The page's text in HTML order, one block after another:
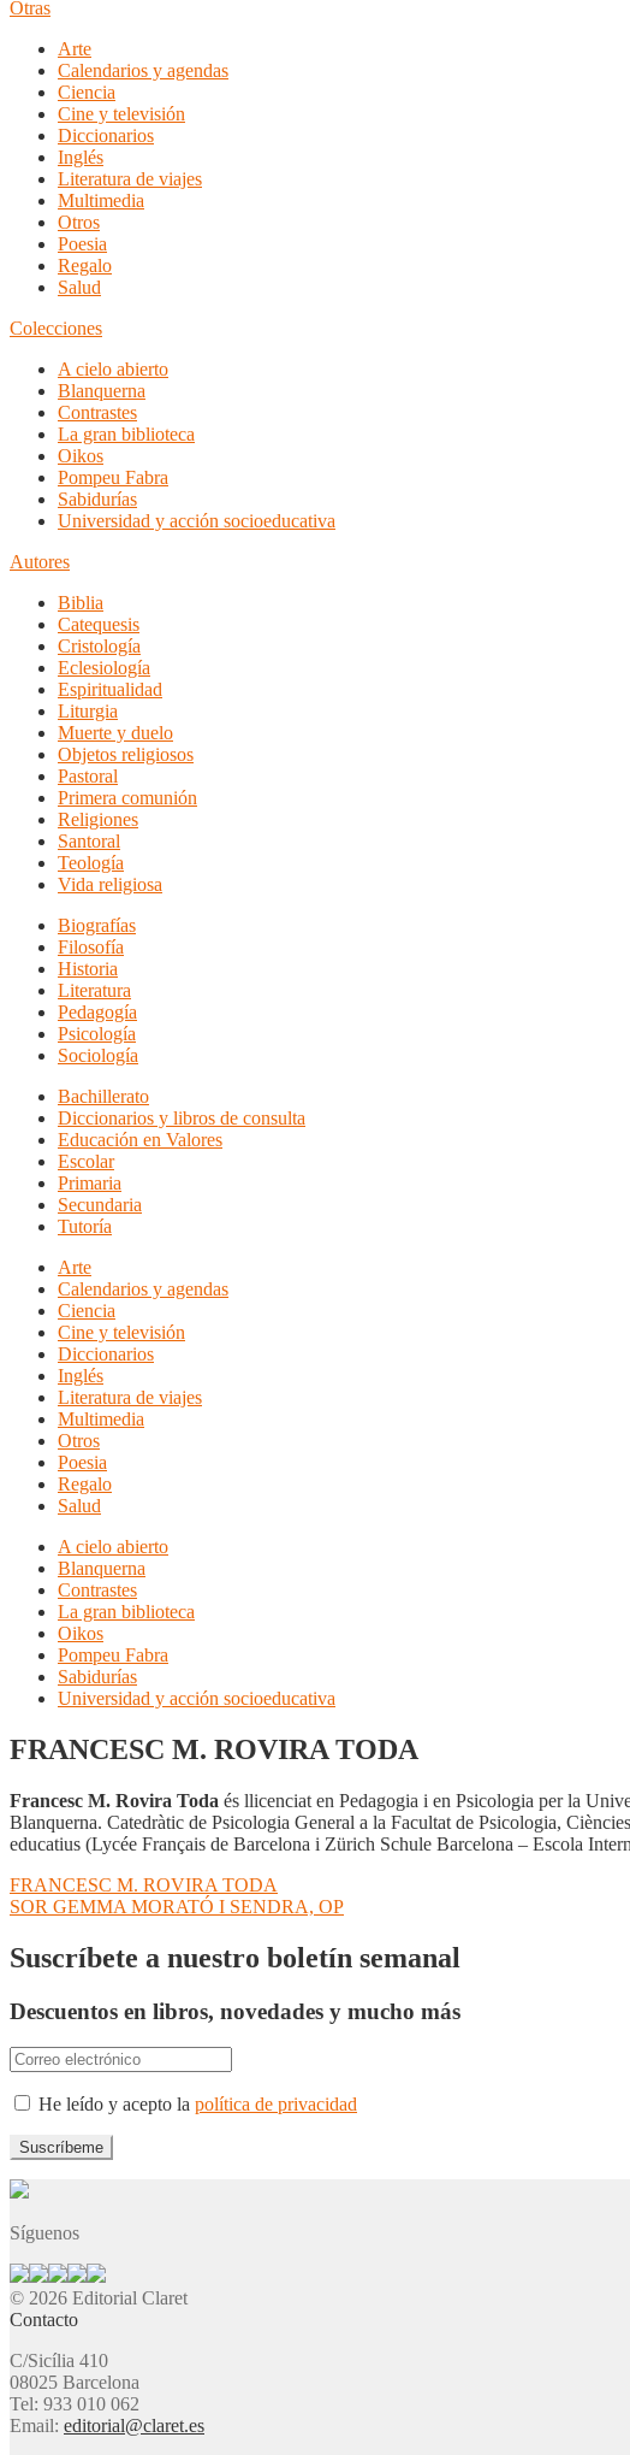
Otras
Arte
Calendarios y agendas
Ciencia
Cine y televisión
Diccionarios
Inglés
Literatura de viajes
Multimedia
Otros
Poesia
Regalo
Salud
Colecciones
A cielo abierto
Blanquerna
Contrastes
La gran biblioteca
Oikos
Pompeu Fabra
Sabidurías
Universidad y acción socioeducativa
Autores
Biblia
Catequesis
Cristología
Eclesiología
Espiritualidad
Liturgia
Muerte y duelo
Objetos religiosos
Pastoral
Primera comunión
Religiones
Santoral
Teología
Vida religiosa
Biografías
Filosofía
Historia
Literatura
Pedagogía
Psicología
Sociología
Bachillerato
Diccionarios y libros de consulta
Educación en Valores
Escolar
Primaria
Secundaria
Tutoría
Arte
Calendarios y agendas
Ciencia
Cine y televisión
Diccionarios
Inglés
Literatura de viajes
Multimedia
Otros
Poesia
Regalo
Salud
A cielo abierto
Blanquerna
Contrastes
La gran biblioteca
Oikos
Pompeu Fabra
Sabidurías
Universidad y acción socioeducativa
FRANCESC M. ROVIRA TODA
Francesc M. Rovira Toda és llicenciat en Pedagogia i en Psicologia per la
Blanquerna. Catedràtic de Psicologia General a la Facultat de Psicologia,
educatius (Lycée Français de Barcelona i Zürich Schule Barcelona – Escola
Navegación
de
entradas
Anterior:
FRANCESC M. ROVIRA TODA
Siguiente:
SOR GEMMA MORATÓ I SENDRA, OP
Suscríbete a nuestro boletín semanal
Descuentos en libros, novedades y mucho más
He leído y acepto la política de privacidad
Síguenos
© 2026 Editorial Claret
Contacto
C/Sicília 410
08025 Barcelona
Tel: 933 010 062
Email: editorial@claret.es